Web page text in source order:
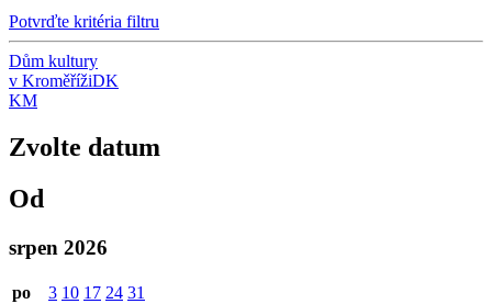
Potvrďte kritéria filtru
Dům kultury
v KroměřížiDK
KM
Zvolte datum
Od
srpen 2026
po 3 10 17 24 31